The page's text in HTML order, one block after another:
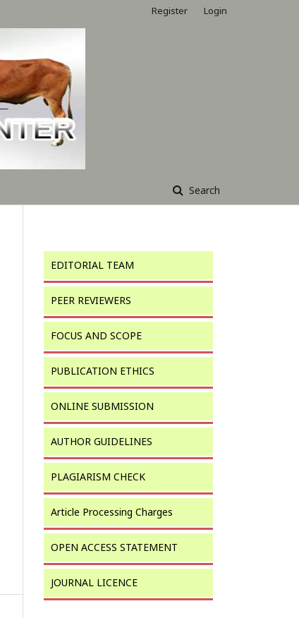
Search
Register Login
EDITORIAL TEAM
PEER REVIEWERS
FOCUS AND SCOPE
PUBLICATION ETHICS
ONLINE SUBMISSION
AUTHOR GUIDELINES
PLAGIARISM CHECK
Article Processing Charges
OPEN ACCESS STATEMENT
JOURNAL LICENCE